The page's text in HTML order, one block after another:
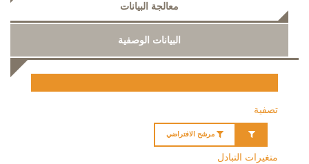
معالجة البيانات
البيانات الوصفية
تصفية
مرشح الافتراضي
متغيرات التبادل